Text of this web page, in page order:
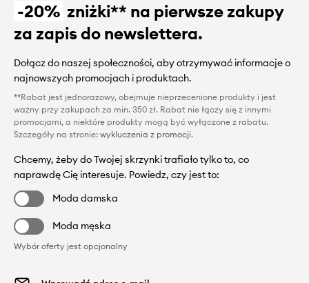
-20% zniżki** na pierwsze zakupy
za zapis do newslettera.
Dołącz do naszej społeczności, aby otrzymywać informacje o
najnowszych promocjach i produktach.
**Rabat jest jednorazowy, obejmuje nieprzecenione produkty i jest
ważny przy zakupach za min. 350 zł. Rabat nie łączy się z innymi
promocjami, a niektóre produkty mogą być wyłączone z rabatu.
Szczegóły na stronie: wykluczenia z promocji.
Chcemy, żeby do Twojej skrzynki trafiało tylko to, co
naprawdę Cię interesuje. Powiedz, czy jest to:
Moda damska
Moda męska
Wybór oferty jest opcjonalny